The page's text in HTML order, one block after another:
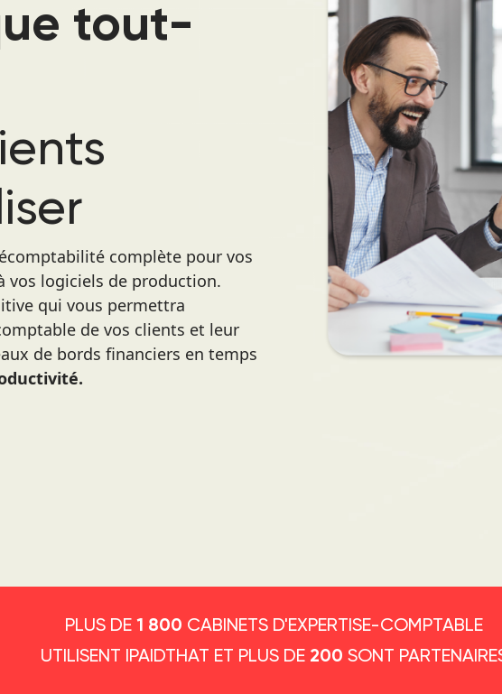
tout-
complète pour vos
vos logiciels de production.
qui vous permettra
de vos clients et leur
de bords financiers en temps
PLUS DE 1 800 CABINETS D'EXPERTISE-COMPTABLE
UTILISENT IPAIDTHAT ET PLUS DE 200 SONT